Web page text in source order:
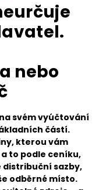
nebo
svém vyúčtování
částí.
kterou vám
to podle ceníku,
distribuční sazby,
odběrné místo.